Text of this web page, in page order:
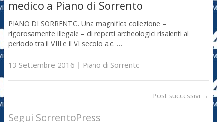
medico a Piano di Sorrento
PIANO DI SORRENTO. Una magnifica collezione –
rigorosamente illegale – di reperti archeologici risalenti al
periodo tra il VIII e il VI secolo a.c. …
13 Settembre 2016 | Piano di Sorrento
Post successivi →
Segui SorrentoPress